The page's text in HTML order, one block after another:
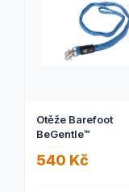
Otěže Barefoot
BeGentle™
540 Kč